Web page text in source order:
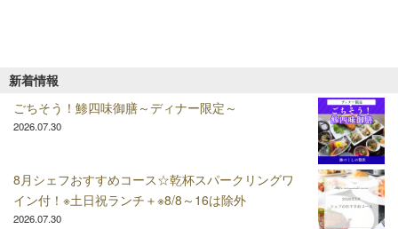
新着情報
ごちそう！鯵四味御膳～ディナー限定～
2026.07.30
8月シェフおすすめコース☆乾杯スパークリングワ
イン付！※土日祝ランチ＋※8/8～16は除外
2026.07.30